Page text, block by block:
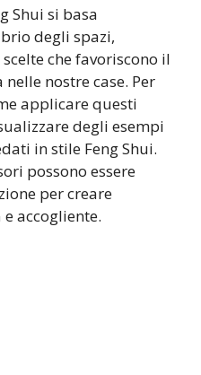
Shui si basa
degli spazi,
che favoriscono il
nostre case. Per
applicare questi
degli esempi
in stile Feng Shui.
possono essere
per creare
accogliente.